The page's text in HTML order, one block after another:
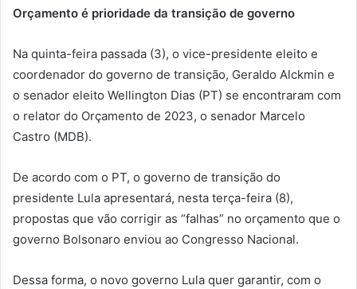
Orçamento é prioridade da transição de governo
Na quinta-feira passada (3), o vice-presidente eleito e
coordenador do governo de transição, Geraldo Alckmin e
o senador eleito Wellington Dias (PT) se encontraram com
o relator do Orçamento de 2023, o senador Marcelo
Castro (MDB).
De acordo com o PT, o governo de transição do
presidente Lula apresentará, nesta terça-feira (8),
propostas que vão corrigir as “falhas” no orçamento que o
governo Bolsonaro enviou ao Congresso Nacional.
Dessa forma, o novo governo Lula quer garantir, com o